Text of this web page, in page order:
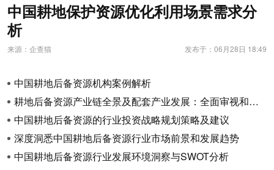
中国耕地保护资源优化利用场景需求分
析
来源：企查猫 发布于：06月28日 18:49
中国耕地后备资源机构案例解析
耕地后备资源产业链全景及配套产业发展：全面审视和推动创新发展
中国耕地后备资源的行业投资战略规划策略及建议
深度洞悉中国耕地后备资源行业市场前景和发展趋势
中国耕地后备资源行业发展环境洞察与SWOT分析